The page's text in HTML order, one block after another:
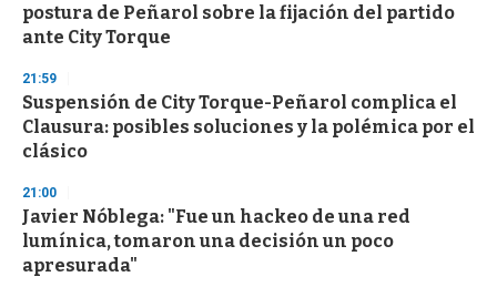
postura de Peñarol sobre la fijación del partido
ante City Torque
21:59
Suspensión de City Torque-Peñarol complica el
Clausura: posibles soluciones y la polémica por el
clásico
21:00
Javier Nóblega: "Fue un hackeo de una red
lumínica, tomaron una decisión un poco
apresurada"